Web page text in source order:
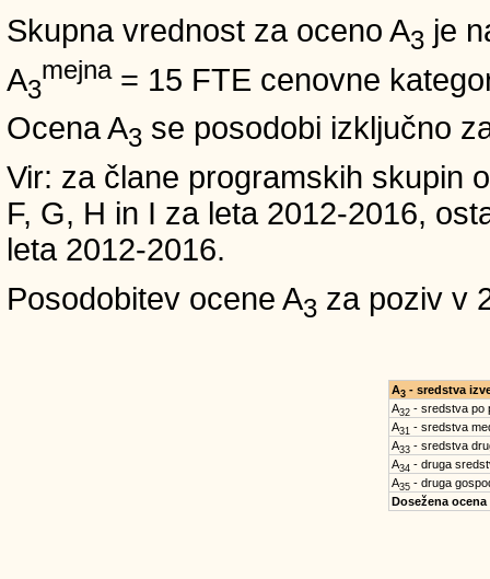
Skupna vrednost za oceno A3 je
A3
mejna= 15 FTE cenovne
Ocena A3 se posodobi izključno
Vir: za člane programskih skupin
F, G, H in I za leta 2012-2016,
leta 2012-2016.
Posodobitev ocene A3 za poziv v
A3- sredstva
A32- sredstva po
A31 - sredstva
A33- sredstva
A34 - druga
A35- druga
Dosežena ocena